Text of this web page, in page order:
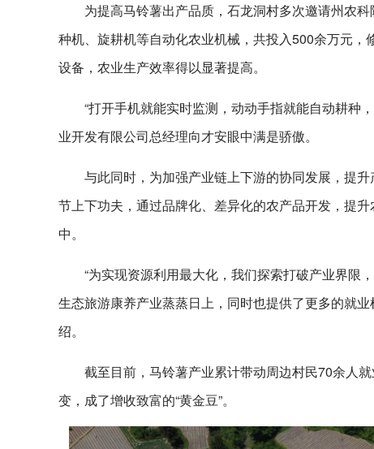
为提高马铃薯出产品质，石龙洞村多次邀请州农
种机、旋耕机等自动化农业机械，共投入500余万元
设备，农业生产效率得以显著提高。
“打开手机就能实时监测，动动手指就能自动耕种
业开发有限公司总经理向才安眼中满是骄傲。
与此同时，为加强产业链上下游的协同发展，提
节上下功夫，通过品牌化、差异化的农产品开发，提
中。
“为实现资源利用最大化，我们探索打破产业界限
生态旅游康养产业蒸蒸日上，同时也提供了更多的就
绍。
截至目前，马铃薯产业累计带动周边村民70余人
变，成了增收致富的“黄金豆”。